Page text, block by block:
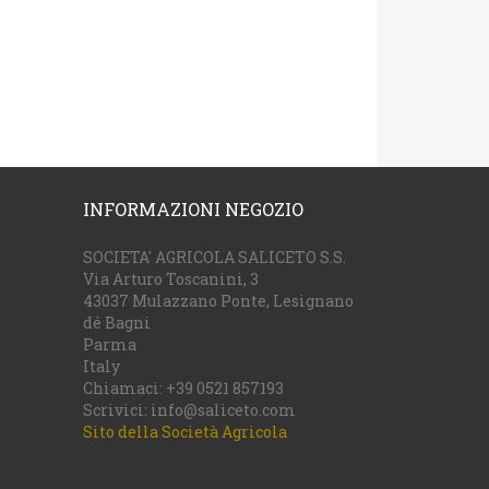
INFORMAZIONI NEGOZIO
SOCIETA' AGRICOLA SALICETO S.S.
Via Arturo Toscanini, 3
43037 Mulazzano Ponte, Lesignano
dé Bagni
Parma
Italy
Chiamaci: +39 0521 857193
Scrivici: info@saliceto.com
Sito della Società Agricola